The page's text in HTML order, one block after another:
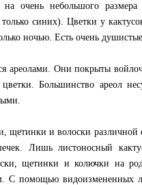
очень небольшого размера
синих). Цветки у
ночью. Есть очень
ареолами. Они покрыты
Большинство ареол
щетинки и волоски
Лишь листоносный
щетинки и колючки на
С помощью видоизмененных